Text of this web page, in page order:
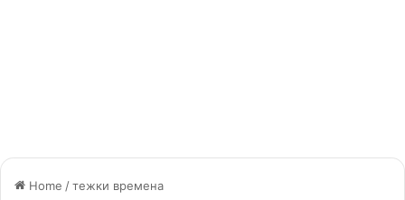
Home /тежки времена